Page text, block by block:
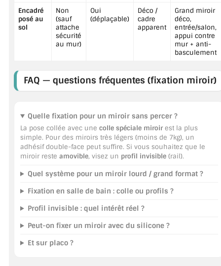
Encadré
posé au
sol
Non
(sauf
attache
sécurité
au mur)
Oui
(déplaçable)
Déco /
cadre
apparent
Grand miroir
déco,
entrée/salon,
appui contre
mur + anti-
basculement
FAQ — questions fréquentes (fixation miroir)
Quelle fixation pour un miroir sans percer ?
La pose collée avec une colle spéciale miroirest la plus
simple. Pour des miroirs très légers (moins de 7kg), un
adhésif double-face peut suffire. Si vous souhaitez que le
miroir reste amovible, visez un profil invisible (rail).
Quel système pour un miroir lourd / grand format ?
Fixation en salle de bain : colle ou profils ?
Profil invisible : quel intérêt réel ?
Peut-on fixer un miroir avec du silicone ?
Et sur placo ?